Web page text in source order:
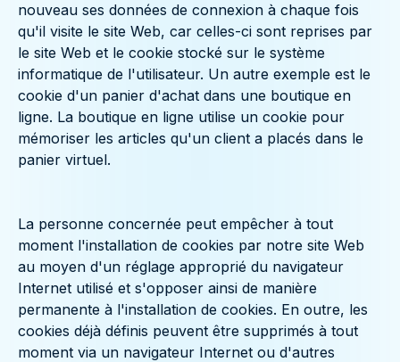
nouveau ses données de connexion à chaque fois
qu'il visite le site Web, car celles-ci sont reprises par
le site Web et le cookie stocké sur le système
informatique de l'utilisateur. Un autre exemple est le
cookie d'un panier d'achat dans une boutique en
ligne. La boutique en ligne utilise un cookie pour
mémoriser les articles qu'un client a placés dans le
panier virtuel.
La personne concernée peut empêcher à tout
moment l'installation de cookies par notre site Web
au moyen d'un réglage approprié du navigateur
Internet utilisé et s'opposer ainsi de manière
permanente à l'installation de cookies. En outre, les
cookies déjà définis peuvent être supprimés à tout
moment via un navigateur Internet ou d'autres